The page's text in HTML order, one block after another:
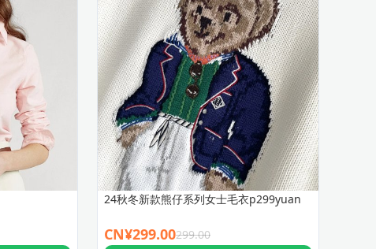
24秋冬新款熊仔系列女士毛衣p299yuan
CN¥299.00299.00